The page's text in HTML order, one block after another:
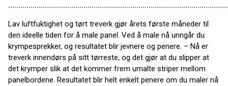
Lav luftfuktighet og tørt treverk gjør årets første måneder til
den ideelle tiden for å male panel. Ved å male nå unngår du
krympesprekker, og resultatet blir jevnere og penere. – Nå er
treverk innendørs på sitt tørreste, og det gjør at du slipper at
det krymper slik at det kommer frem umalte striper mellom
panelbordene. Resultatet blir helt enkelt penere om du maler nå